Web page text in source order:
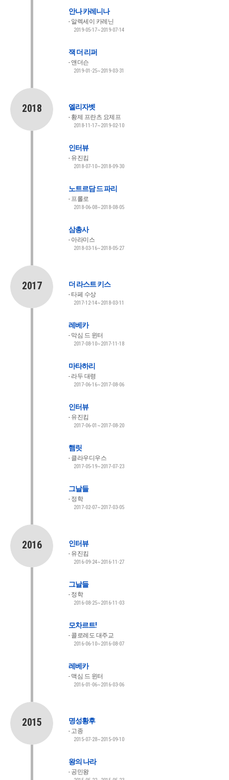
안나 카레니나
알렉세이 카레닌
2019-05-17~2019-07-14
잭 더 리퍼
앤더슨
2019-01-25~2019-03-31
2018 엘리자벳
황제 프란츠 요제프
2018-11-17~2019-02-10
인터뷰
유진킴
2018-07-10~2018-09-30
노트르담 드 파리
프롤로
2018-06-08~2018-08-05
삼총사
아라미스
2018-03-16~2018-05-27
2017 더 라스트 키스
타페 수상
2017-12-14~2018-03-11
레베카
막심 드 윈터
2017-08-10~2017-11-18
마타하리
라두 대령
2017-06-16~2017-08-06
인터뷰
유진킴
2017-06-01~2017-08-20
햄릿
클라우디우스
2017-05-19~2017-07-23
그날들
정학
2017-02-07~2017-03-05
2016 인터뷰
유진킴
2016-09-24~2016-11-27
그날들
정학
2016-08-25~2016-11-03
모차르트!
콜로레도 대주교
2016-06-10~2016-08-07
레베카
맥심 드 윈터
2016-01-06~2016-03-06
2015 명성황후
고종
2015-07-28~2015-09-10
왕의 나라
공민왕